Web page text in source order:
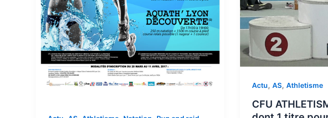
Actu, AS, Athletisme
CFU